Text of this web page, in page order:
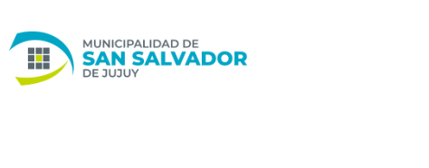
Ir
al